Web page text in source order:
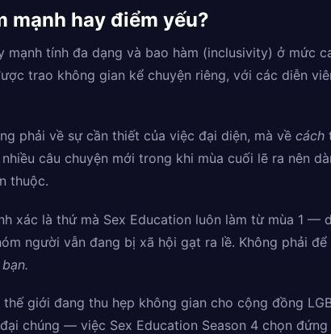
mạnh hay điểm yếu?
mạnh tính đa dạng và bao hàm (inclusivity) ở mức
trao không gian kể chuyện riêng, với các diễn
phải về sự cần thiết của việc đại diện, mà về cách
câu chuyện mới trong khi mùa cuối lẽ ra nên
thuộc.
xác là thứ mà Sex Education luôn làm từ mùa 1 —
người vẫn đang bị xã hội gạt ra lề. Không phải
giới đang thu hẹp không gian cho cộng đồng
chúng — việc Sex Education Season 4 chọn